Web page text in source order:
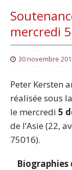
mercredi
30 novembre
Peter Kersten
réalisée sous
le mercredi 5
de l’Asie (22,
75016).
Biographies